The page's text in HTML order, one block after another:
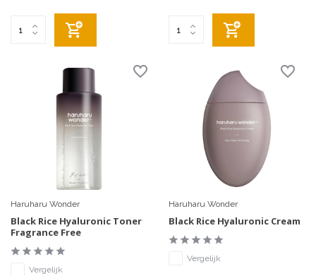
Haruharu Wonder
Black Rice Hyaluronic Toner
Fragrance Free
Vergelijk
Haruharu Wonder
Black Rice Hyaluronic Cream
Vergelijk